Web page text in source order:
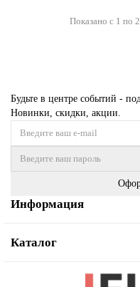
Показано с 1 по
Будьте в центре событий -
Новинки, скидки, акции.
Информация
Каталог